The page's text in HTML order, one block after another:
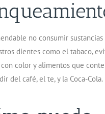
no consumir
dientes como el tabaco,
color y alimentos que
del café, el te, y la Coca-Cola.